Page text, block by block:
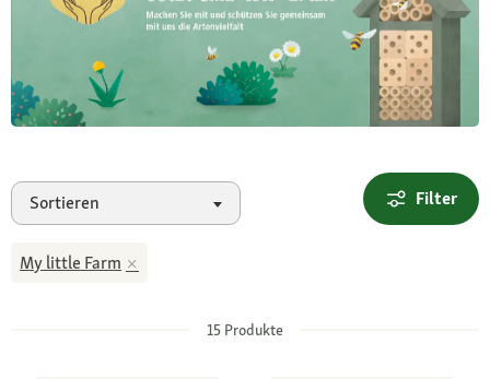
Sortieren Filter
My little Farm
15 Produkte